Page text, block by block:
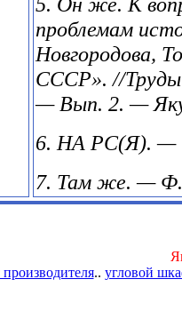
проблемам
Новгородова,
СССР». //Труды
— Вып. 2. —
6. НА РС(Я). —
7. Там же. —
.. угловой